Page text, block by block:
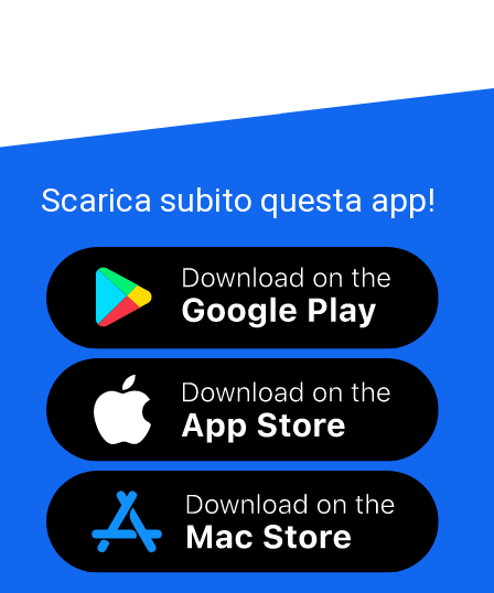
Scarica subito questa app!